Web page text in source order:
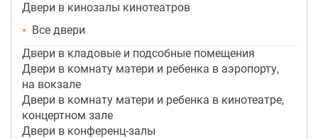
Двери в кинозалы кинотеатров
Все двери
Двери в кладовые и подсобные помещения
Двери в комнату матери и ребенка в аэропорту,
на вокзале
Двери в комнату матери и ребенка в кинотеатре,
концертном зале
Двери в конференц-залы